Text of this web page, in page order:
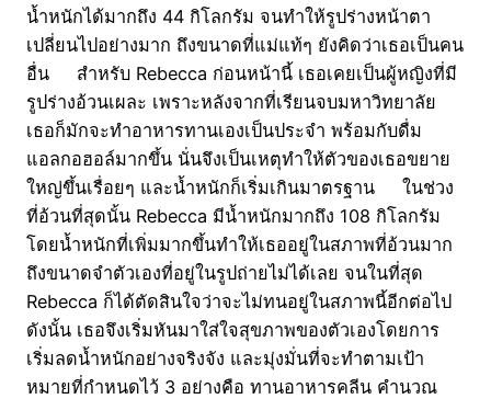
น้ำหนักได้มากถึง 44 กิโลกรัม จนทำให้รูปร่างหน้าตา
เปลี่ยนไปอย่างมาก ถึงขนาดที่แม่แท้ๆ ยังคิดว่าเธอเป็นคน
อื่น สำหรับ Rebecca ก่อนหน้านี้ เธอเคยเป็นผู้หญิงที่มี
รูปร่างอ้วนเผละ เพราะหลังจากที่เรียนจบมหาวิทยาลัย
เธอก็มักจะทำอาหารทานเองเป็นประจำ พร้อมกับดื่ม
แอลกอฮอล์มากขึ้น นั่นจึงเป็นเหตุทำให้ตัวของเธอขยาย
ใหญ่ขึ้นเรื่อยๆ และน้ำหนักก็เริ่มเกินมาตรฐาน ในช่วง
ที่อ้วนที่สุดนั้น Rebecca มีน้ำหนักมากถึง 108 กิโลกรัม
โดยน้ำหนักที่เพิ่มมากขึ้นทำให้เธออยู่ในสภาพที่อ้วนมาก
ถึงขนาดจำตัวเองที่อยู่ในรูปถ่ายไม่ได้เลย จนในที่สุด
Rebecca ก็ได้ตัดสินใจว่าจะไม่ทนอยู่ในสภาพนี้อีกต่อไป
ดังนั้น เธอจึงเริ่มหันมาใส่ใจสุขภาพของตัวเองโดยการ
เริ่มลดน้ำหนักอย่างจริงจัง และมุ่งมั่นที่จะทำตามเป้า
หมายที่กำหนดไว้ 3 อย่างคือ ทานอาหารคลีน คำนวณ